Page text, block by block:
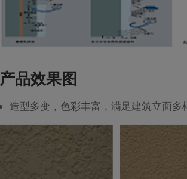
产品效果图
造型多变，色彩丰富，满足建筑立面多